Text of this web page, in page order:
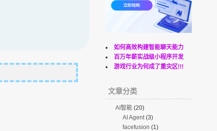
如何高效构建智能聊天能力
百万年薪实战级小程序开发
游戏行业为何成了重灾区!!!
文章分类
AI智能(20)
AI Agent(3)
facefusion (1)